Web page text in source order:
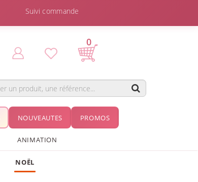
Suivi commande
0
NOUVEAUTES PROMOS
ANIMATION
NOËL